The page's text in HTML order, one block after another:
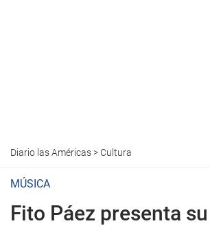
Diario las Américas> Cultura
MÚSICA
Fito Páez presenta